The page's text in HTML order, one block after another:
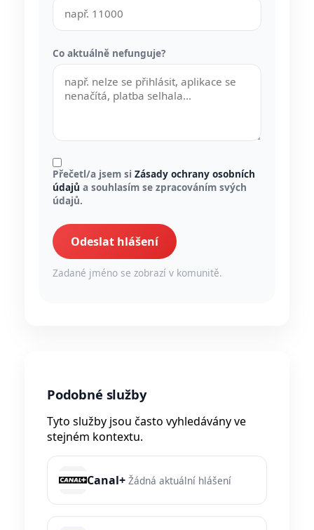
Co aktuálně nefunguje?
Přečetl/a jsem si Zásady ochrany osobních
údajů a souhlasím se zpracováním svých
údajů.
Odeslat hlášení
Zadané jméno se zobrazí v komunitě.
Podobné služby
Tyto služby jsou často vyhledávány ve
stejném kontextu.
Canal+ Žádná aktuální hlášení